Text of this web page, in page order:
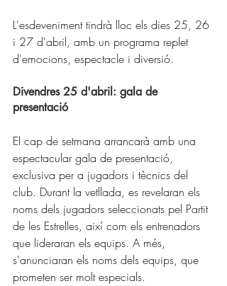
L'esdeveniment tindrà lloc els dies 25, 26
i 27 d'abril, amb un programa replet
d'emocions, espectacle i diversió.
Divendres 25 d'abril: gala de
presentació
El cap de setmana arrancarà amb una
espectacular gala de presentació,
exclusiva per a jugadors i tècnics del
club. Durant la vetllada, es revelaran els
noms dels jugadors seleccionats pel Partit
de les Estrelles, així com els entrenadors
que lideraran els equips. A més,
s'anunciaran els noms dels equips, que
prometen ser molt especials.